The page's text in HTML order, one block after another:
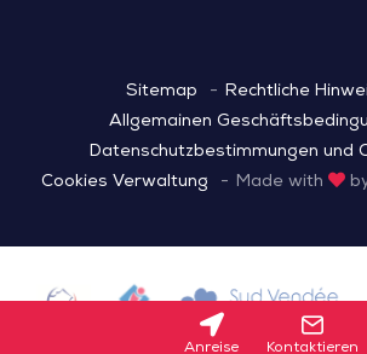
Anreise Kontaktieren
Sitemap
Rechtliche
Allgemainen
Datenschutzbestimmungen und
Cookies Verwaltung
Made with